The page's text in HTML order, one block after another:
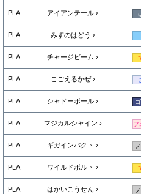
PLA アイアンテール
PLA みずのはどう
PLA チャージビーム
PLA こごえるかぜ
PLA シャドーボール
PLA マジカルシャイン フ
PLA ギガインパクト
PLA ワイルドボルト
PLA はかいこうせん